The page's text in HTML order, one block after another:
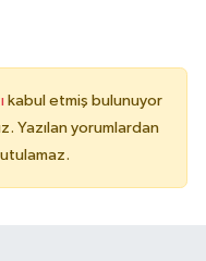
kabul etmiş bulunuyor
Yazılan yorumlardan